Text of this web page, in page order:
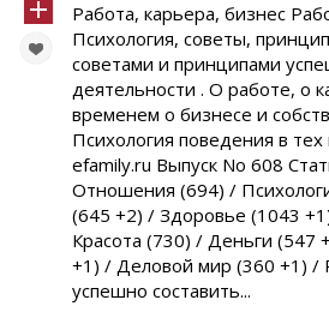
Работа, карьера, бизнес
Психология, советы,
советами и принципами
деятельности . О работе, о
временем о бизнесе и
Психология поведения в
efamily.ru Выпуск No 608
Отношения (694) /
(645 +2) / Здоровье (1043
Красота (730) / Деньги (547
+1) / Деловой мир (360 +1) /
успешно составить...